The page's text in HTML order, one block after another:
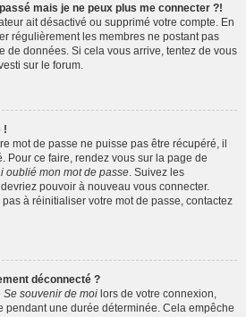
mais je ne peux plus me connecter ?!
ait désactivé ou supprimé votre compte. En
régulièrement les membres ne postant pas
de données. Si cela vous arrive, tentez de vous
sur le forum.
!
mot de passe ne puisse pas être récupéré, il
Pour ce faire, rendez vous sur la page de
oublié mon mot de passe . Suivez les
pouvoir à nouveau vous connecter.
à réinitialiser votre mot de passe, contactez
déconnecté ?
Se souvenir de moi lors de votre connexion,
pendant une durée déterminée. Cela empêche